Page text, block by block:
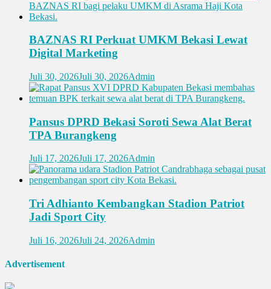
BAZNAS RI Perkuat UMKM Bekasi Lewat
Digital Marketing
Juli 30, 2026Juli 30, 2026Admin
Pansus DPRD Bekasi Soroti Sewa Alat Berat
TPA Burangkeng
Juli 17, 2026Juli 17, 2026Admin
Tri Adhianto Kembangkan Stadion Patriot
Jadi Sport City
Juli 16, 2026Juli 24, 2026Admin
Advertisement